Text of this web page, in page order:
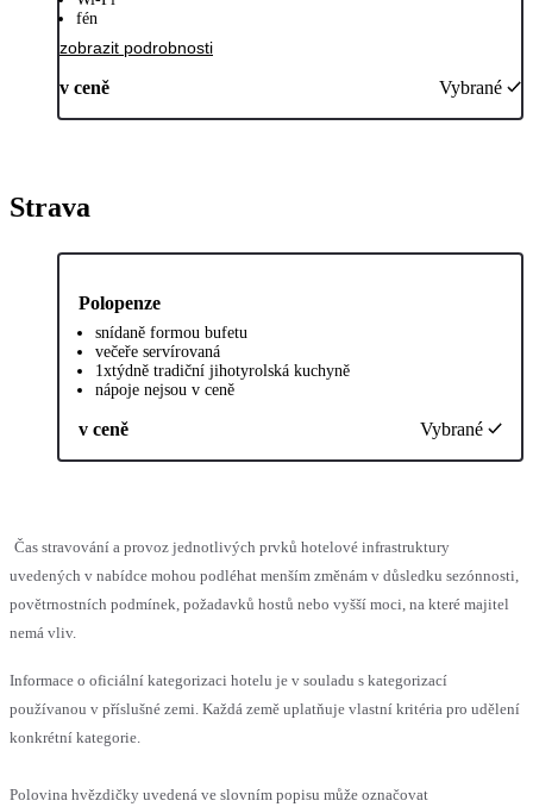
fén
zobrazit podrobnosti
v ceně Vybrané
Strava
Polopenze
snídaně formou bufetu
večeře servírovaná
1xtýdně tradiční jihotyrolská kuchyně
nápoje nejsou v ceně
v ceně Vybrané
Čas stravování a provoz jednotlivých prvků hotelové infrastruktury
uvedených v nabídce mohou podléhat menším změnám v důsledku sezónnosti,
povětrnostních podmínek, požadavků hostů nebo vyšší moci, na které majitel
nemá vliv.
Informace o oficiální kategorizaci hotelu je v souladu s kategorizací
používanou v příslušné zemi. Každá země uplatňuje vlastní kritéria pro udělení
konkrétní kategorie.
Polovina hvězdičky uvedená ve slovním popisu může označovat